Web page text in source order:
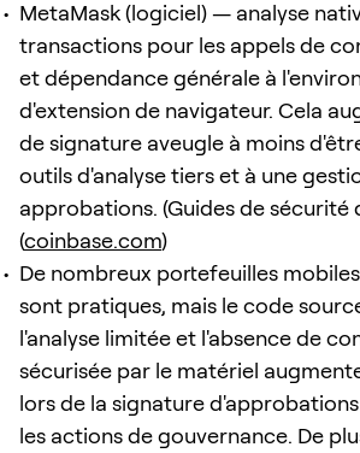
MetaMask (logiciel) — analyse
transactions pour les appels de
et dépendance générale à
d'extension de navigateur. Cela
de signature aveugle à moins
outils d'analyse tiers et à une
approbations. (Guides de sécurité
(coinbase.com)
De nombreux portefeuilles
sont pratiques, mais le code
l'analyse limitée et l'absence de
sécurisée par le matériel
lors de la signature
les actions de gouvernance. De